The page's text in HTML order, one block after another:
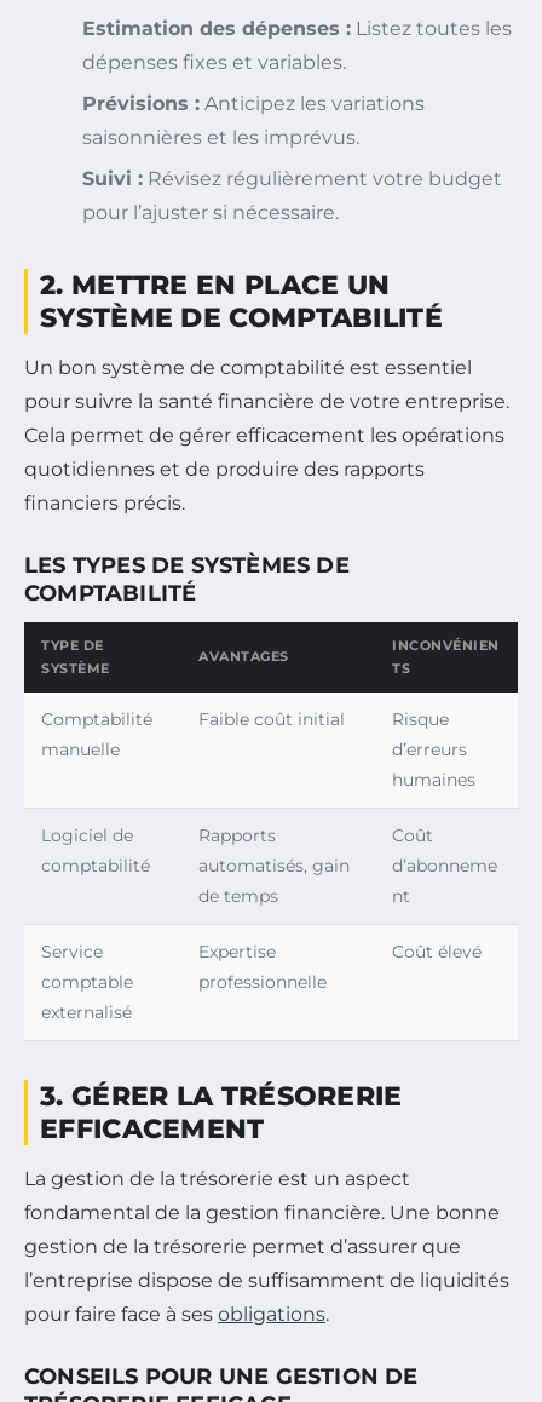
Estimation des dépenses : Listez toutes les
dépenses fixes et variables.
Prévisions : Anticipez les variations
saisonnières et les imprévus.
Suivi : Révisez régulièrement votre budget
pour l’ajuster si nécessaire.
2. METTRE EN PLACE UN
SYSTÈME DE COMPTABILITÉ
Un bon système de comptabilité est essentiel
pour suivre la santé financière de votre entreprise.
Cela permet de gérer efficacement les opérations
quotidiennes et de produire des rapports
financiers précis.
LES TYPES DE SYSTÈMES DE
COMPTABILITÉ
TYPE DE
SYSTÈME
AVANTAGES
INCONVÉNIEN
TS
Comptabilité
manuelle
Faible coût initial
Risque
d’erreurs
humaines
Logiciel de
comptabilité
Rapports
automatisés, gain
de temps
Coût
d’abonneme
nt
Service
comptable
externalisé
Expertise
professionnelle
Coût élevé
3. GÉRER LA TRÉSORERIE
EFFICACEMENT
La gestion de la trésorerie est un aspect
fondamental de la gestion financière. Une bonne
gestion de la trésorerie permet d’assurer que
l’entreprise dispose de suffisamment de liquidités
pour faire face à ses obligations.
CONSEILS POUR UNE GESTION DE